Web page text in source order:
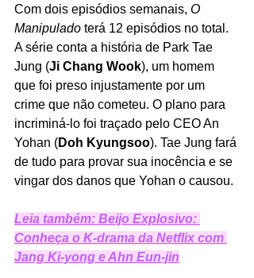
Com dois episódios semanais, O
Manipulado terá 12 episódios no total.
A série conta a história de Park Tae
Jung (Ji Chang Wook), um homem
que foi preso injustamente por um
crime que não cometeu. O plano para
incriminá-lo foi traçado pelo CEO An
Yohan (Doh Kyungsoo). Tae Jung fará
de tudo para provar sua inocência e se
vingar dos danos que Yohan o causou.
Leia também: Beijo Explosivo:
Conheça o K-drama da Netflix com
Jang Ki-yong e Ahn Eun-jin